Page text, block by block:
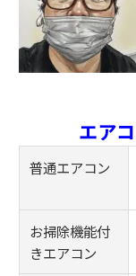
エア
普通エアコン
お掃除機能付
きエアコン